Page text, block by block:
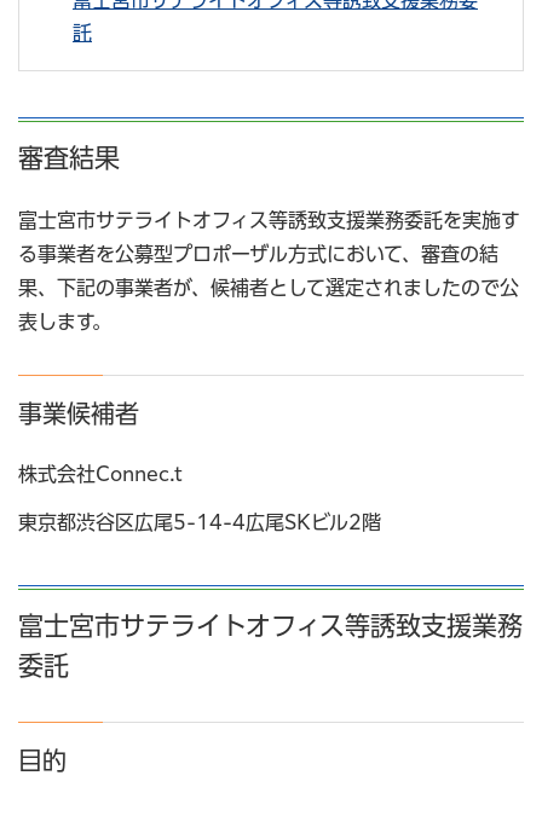
託
審査結果
富士宮市サテライトオフィス等誘致支援業務委託を実施す
る事業者を公募型プロポーザル方式において、審査の結
果、下記の事業者が、候補者として選定されましたので公
表します。
事業候補者
株式会社Connec.t
東京都渋谷区広尾5-14-4広尾SKビル2階
富士宮市サテライトオフィス等誘致支援業務
委託
目的